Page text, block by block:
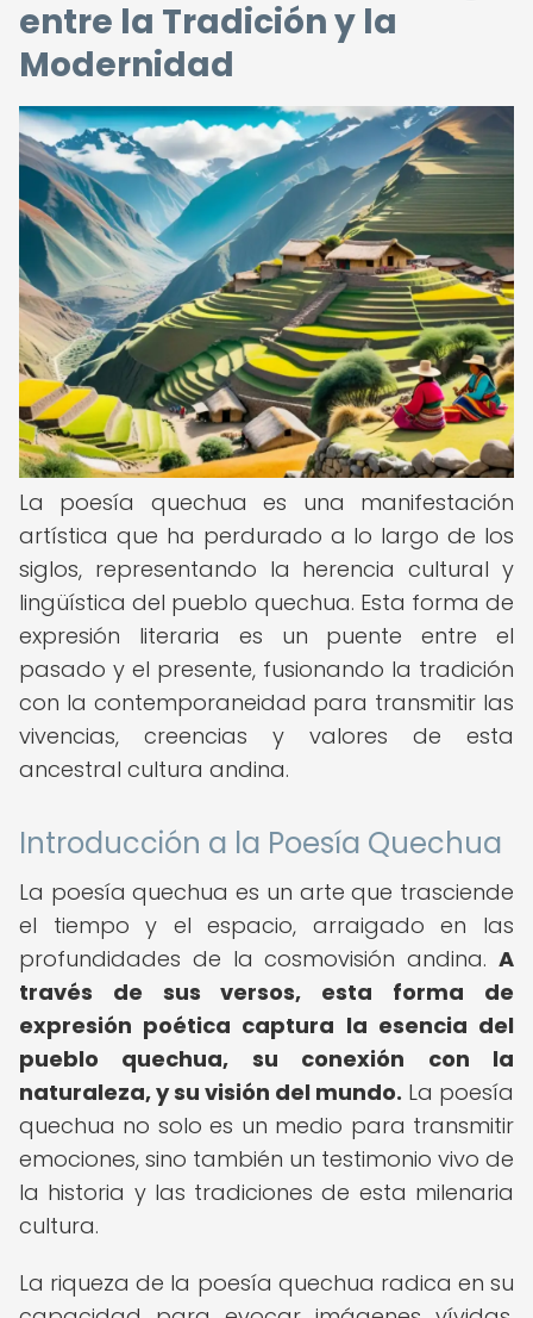
entre la Tradición y la
Modernidad
La poesía quechua es una manifestación
artística que ha perdurado a lo largo de los
siglos, representando la herencia cultural y
lingüística del pueblo quechua. Esta forma de
expresión literaria es un puente entre el
pasado y el presente, fusionando la tradición
con la contemporaneidad para transmitir las
vivencias, creencias y valores de esta
ancestral cultura andina.
Introducción a la Poesía Quechua
La poesía quechua es un arte que trasciende
el tiempo y el espacio, arraigado en las
profundidades de la cosmovisión andina. A
través de sus versos, esta forma de
expresión poética captura la esencia del
pueblo quechua, su conexión con la
naturaleza, y su visión del mundo. La poesía
quechua no solo es un medio para transmitir
emociones, sino también un testimonio vivo de
la historia y las tradiciones de esta milenaria
cultura.
La riqueza de la poesía quechua radica en su